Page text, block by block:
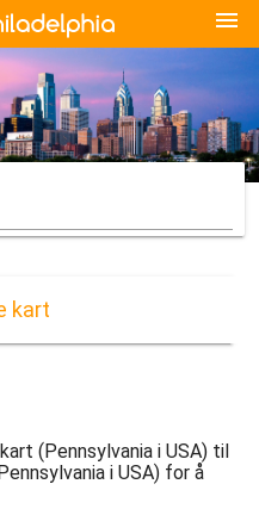
menu
kart
(Pennsylvania i USA) til
i USA) for å